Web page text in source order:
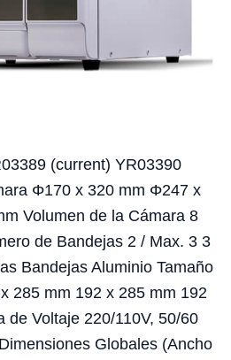
(current) YR03390
Φ170 x 320 mm Φ247 x
Volumen de la Cámara 8
de Bandejas 2 / Max. 3 3
Bandejas Aluminio Tamaño
285 mm 192 x 285 mm 192
de Voltaje 220/110V, 50/60
Globales (Ancho